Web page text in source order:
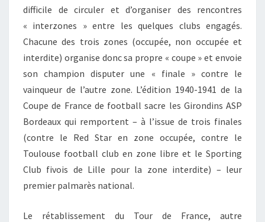
difficile de circuler et d’organiser des rencontres
« interzones » entre les quelques clubs engagés.
Chacune des trois zones (occupée, non occupée et
interdite) organise donc sa propre « coupe » et envoie
son champion disputer une « finale » contre le
vainqueur de l’autre zone. L’édition 1940-1941 de la
Coupe de France de football sacre les Girondins ASP
Bordeaux qui remportent – à l’issue de trois finales
(contre le Red Star en zone occupée, contre le
Toulouse football club en zone libre et le Sporting
Club fivois de Lille pour la zone interdite) – leur
premier palmarès national.
Le rétablissement du Tour de France, autre